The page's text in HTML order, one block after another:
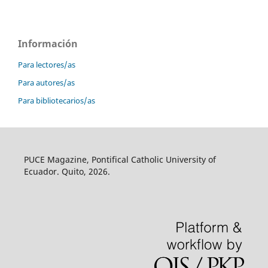
Información
Para lectores/as
Para autores/as
Para bibliotecarios/as
PUCE Magazine, Pontifical Catholic University of
Ecuador. Quito, 2026.